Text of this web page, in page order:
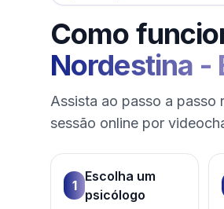
Como
Nordestina -
Assista ao passo a passo
sessão online por
1
Escolha um
psicólogo